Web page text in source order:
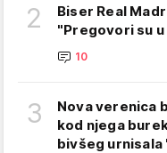
2
Biser Real
"Pregovori su
10
3
Nova verenica
kod njega
bivšeg